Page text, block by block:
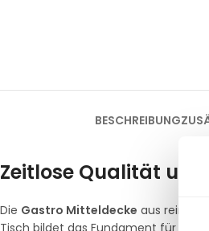
BESCHREIBUNG
Zeitlose Qualität
Die Gastro Mitteldecke aus reiner
Tisch bildet das Fundament für ein